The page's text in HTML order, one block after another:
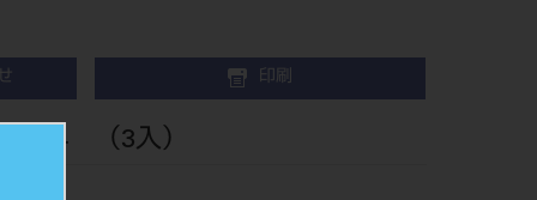
印刷
A4 （3入）